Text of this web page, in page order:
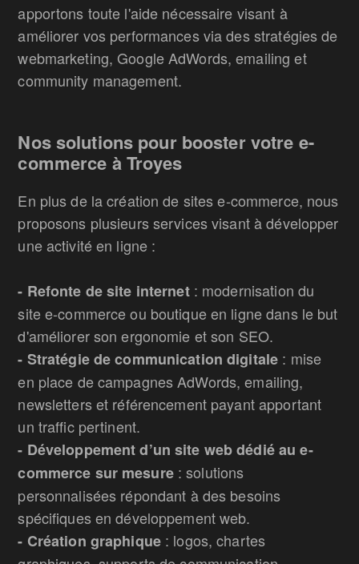
apportons toute l'aide nécessaire visant à
améliorer vos performances via des stratégies de
webmarketing, Google AdWords, emailing et
community management.
Nos solutions pour booster votre e-
commerce à Troyes
En plus de la création de sites e-commerce, nous
proposons plusieurs services visant à développer
une activité en ligne :
- Refonte de site internet: modernisation du
site e-commerce ou boutique en ligne dans le but
d'améliorer son ergonomie et son SEO.
- Stratégie de communication digitale : mise
en place de campagnes AdWords, emailing,
newsletters et référencement payant apportant
un traffic pertinent.
- Développement d’un site web dédié au e-
commerce sur mesure: solutions
personnalisées répondant à des besoins
spécifiques en développement web.
- Création graphique: logos, chartes